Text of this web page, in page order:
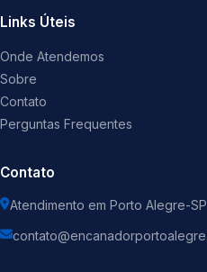
Links Úteis
Onde Atendemos
Sobre
Contato
Perguntas Frequentes
Contato
Atendimento em Porto Alegre-